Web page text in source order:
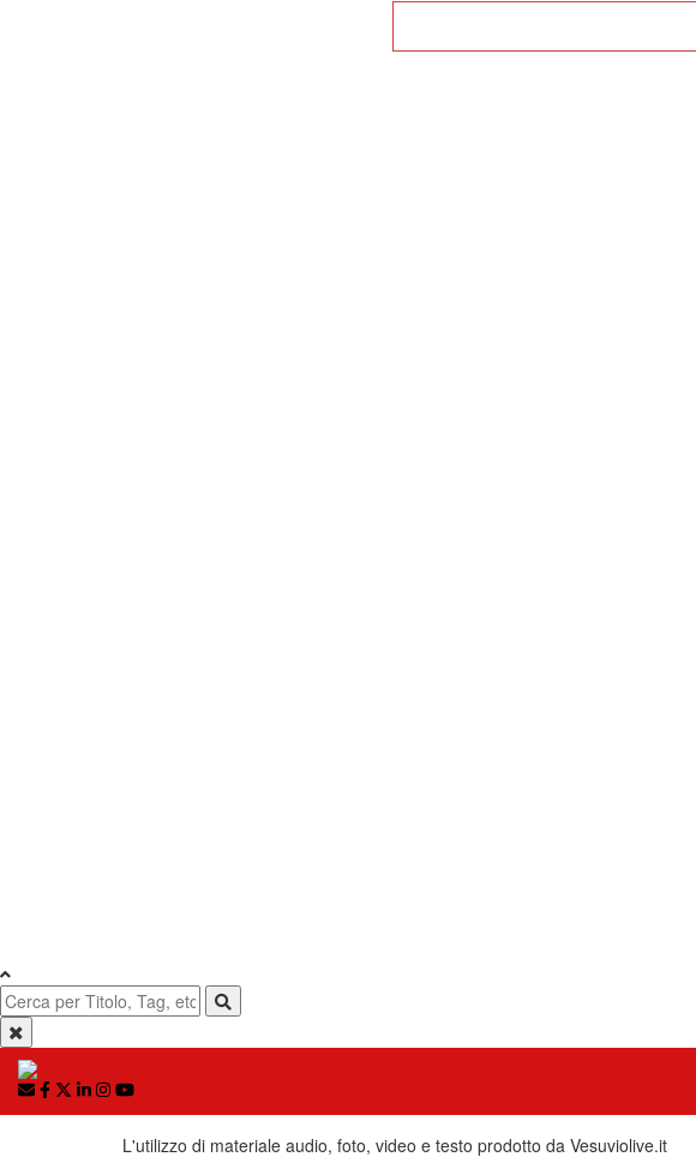
L'utilizzo di materiale audio, foto, video e testo prodotto da Vesuviolive.it